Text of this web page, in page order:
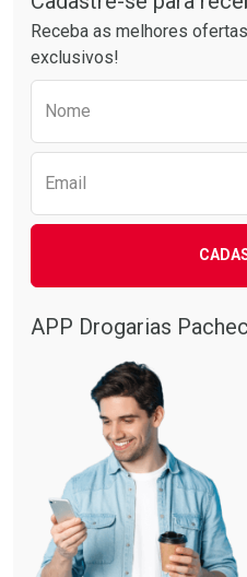
Receba as melhores
exclusivos!
Nome
Email
APP Drogarias